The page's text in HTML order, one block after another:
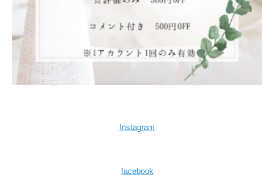
Instagram
facebook